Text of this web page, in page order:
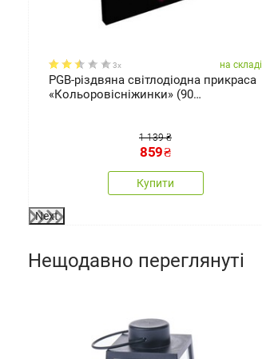
3x на складі
РGB-різдвяна світлодіодна прикраса
«Кольоровісніжинки» (90
1 139 ₴
859₴
Купити
Next
Нещодавно переглянуті